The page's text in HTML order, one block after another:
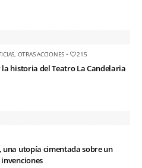
OTRAS ACCIONES • 215
historia del Teatro La Candelaria
una utopía cimentada sobre un